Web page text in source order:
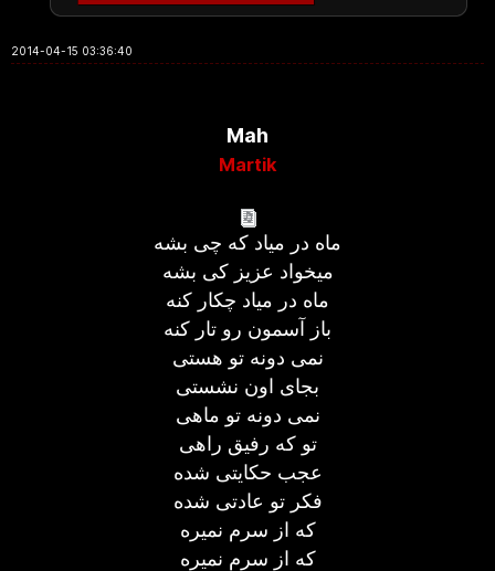
2014-04-15 03:36:40
Mah
Martik
ماه در میاد که چی بشه
میخواد عزیز کی بشه
ماه در میاد چکار کنه
باز آسمون رو تار کنه
نمی دونه تو هستی
بجای اون نشستی
نمی دونه تو ماهی
تو که رفیق راهی
عجب حکایتی شده
فکر تو عادتی شده
که از سرم نمیره
که از سرم نمیره